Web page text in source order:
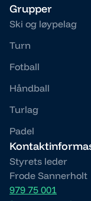
Grupper
Ski og løypelag
Turn
Fotball
Håndball
Turlag
Padel
Styrets leder
Frode Sannerholt
979 75 001